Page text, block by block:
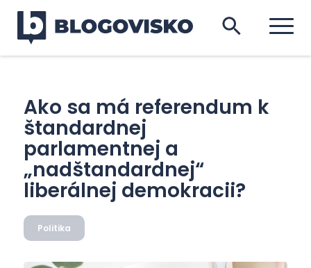
Ako sa má referendum k
štandardnej
parlamentnej a
„nadštandardnej“
liberálnej demokracii?
Politika